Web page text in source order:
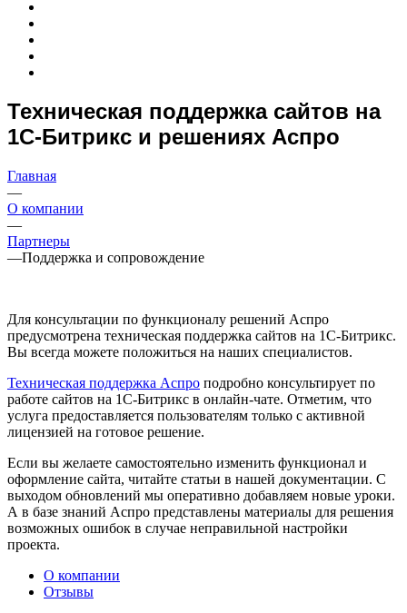
Техническая поддержка сайтов на
1С-Битрикс и решениях Аспро
Главная
—
О компании
—
Партнеры
—Поддержка и сопровождение
Для консультации по функционалу решений Аспро
предусмотрена техническая поддержка сайтов на 1С-Битрикс.
Вы всегда можете положиться на наших специалистов.
Техническая поддержка Аспро подробно консультирует по
работе сайтов на 1С-Битрикс в онлайн-чате. Отметим, что
услуга предоставляется пользователям только с активной
лицензией на готовое решение.
Если вы желаете самостоятельно изменить функционал и
оформление сайта, читайте статьи в нашей документации. С
выходом обновлений мы оперативно добавляем новые уроки.
А в базе знаний Аспро представлены материалы для решения
возможных ошибок в случае неправильной настройки
проекта.
О компании
Отзывы